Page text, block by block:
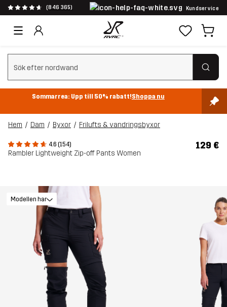
(846 365) Kundservice
Rensa sök
Sommarrea: Upp till 50% rabatt!Shoppa nu
Hem Dam Byxor Frilufts & vandringsbyxor
4.6 (154)
Rambler Lightweight Zip-off Pants Women
129 €
Modellen har